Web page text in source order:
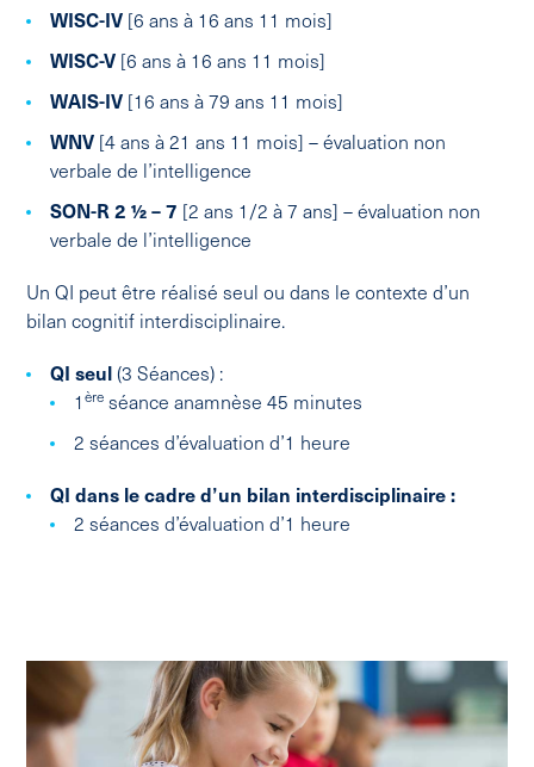
WISC-IV [6 ans à 16 ans 11 mois]
WISC-V [6 ans à 16 ans 11 mois]
WAIS-IV [16 ans à 79 ans 11 mois]
WNV [4 ans à 21 ans 11 mois] – évaluation non
verbale de l’intelligence
SON-R 2 ½ – 7 [2 ans 1/2 à 7 ans] – évaluation non
verbale de l’intelligence
Un QI peut être réalisé seul ou dans le contexte d’un
bilan cognitif interdisciplinaire.
QI seul(3 Séances) :
1ère séance anamnèse 45 minutes
2 séances d’évaluation d’1 heure
QI dans le cadre d’un bilan interdisciplinaire :
2 séances d’évaluation d’1 heure